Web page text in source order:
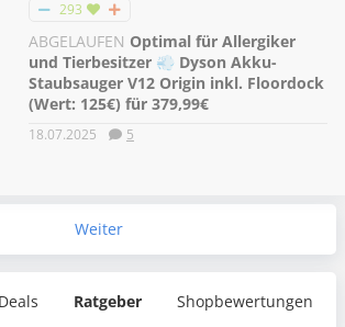
293
ABGELAUFEN Optimal für Allergiker
und Tierbesitzer 💨 Dyson Akku-
Staubsauger V12 Origin inkl. Floordock
(Wert: 125€) für 379,99€
18.07.2025 5
Weiter
Deals Ratgeber Shopbewertungen